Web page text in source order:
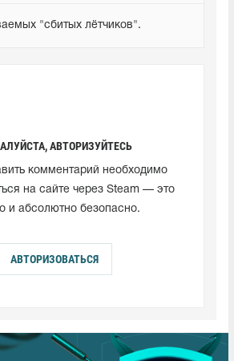
"сбитых лётчиков".
АВТОРИЗУЙТЕСЬ
комментарий необходимо
на сайте через Steam — это
и абсолютно безопасно.
АВТОРИЗОВАТЬСЯ